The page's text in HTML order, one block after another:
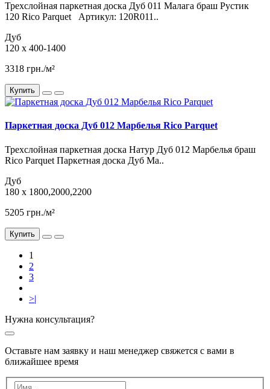
Трехслойная паркетная доска Дуб 011 Малага браш Рустик
120 Rico Parquet Артикул: 120R011..
Дуб
120 x 400-1400
3318 грн./м²
Купить
Паркетная доска Дуб 012 Марбелья Rico Parquet
Трехслойная паркетная доска Натур Дуб 012 Марбелья браш
Rico Parquet Паркетная доска Дуб Ма..
Дуб
180 x 1800,2000,2200
5205 грн./м²
Купить
1
2
3
>|
Нужна консультация?
Оставьте нам заявку и наш менеджер свяжется с вами в
ближайшее время